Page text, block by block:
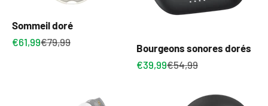
Sommeil doré
Prix de vente
€61,99Prix normal
€79,99
Bourgeons sonores dorés
Prix de vente
€39,99Prix normal
€54,99